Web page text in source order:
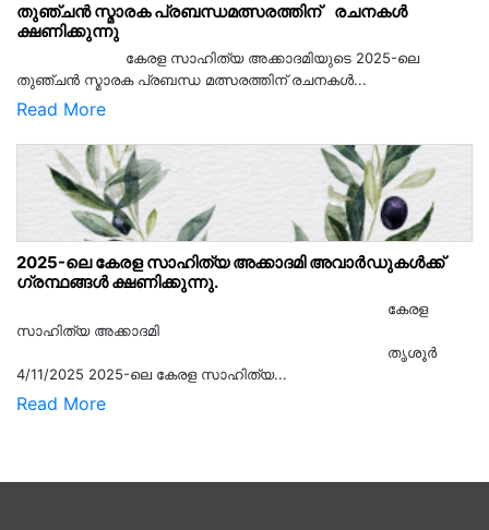
തുഞ്ചൻ സ്മാരക പ്രബന്ധമത്സരത്തിന് രചനകൾ
ക്ഷണിക്കുന്നു
കേരള സാഹിത്യ അക്കാദമിയുടെ 2025-ലെ
തുഞ്ചൻ സ്മാരക പ്രബന്ധ മത്സരത്തിന് രചനകൾ...
Read More
2025-ലെ കേരള സാഹിത്യ അക്കാദമി അവാർഡുകൾക്ക്
ഗ്രന്ഥങ്ങൾ ക്ഷണിക്കുന്നു.
കേരള
സാഹിത്യ അക്കാദമി
തൃശൂര്‍
4/11/2025 2025-ലെ കേരള സാഹിത്യ...
Read More